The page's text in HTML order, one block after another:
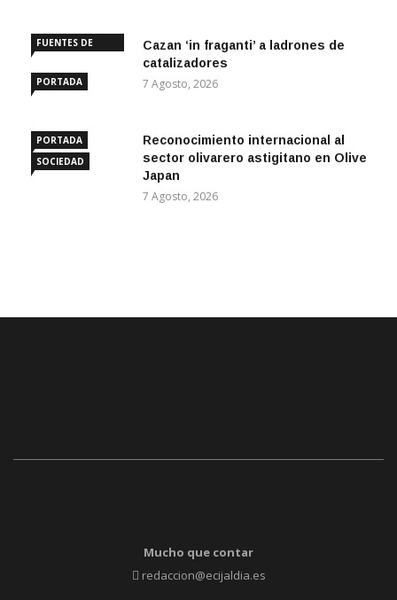
FUENTES DE
PORTADA
Cazan ‘in fraganti’ a ladrones de
catalizadores
7 Agosto, 2026
PORTADA
SOCIEDAD
Reconocimiento internacional al
sector olivarero astigitano en Olive
Japan
7 Agosto, 2026
Mucho que contar
redaccion@ecijaldia.es